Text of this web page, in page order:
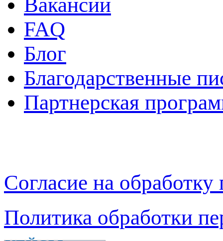
FAQ
Блог
Благодарственные
Партнерская
Согласие на
Политика обработки